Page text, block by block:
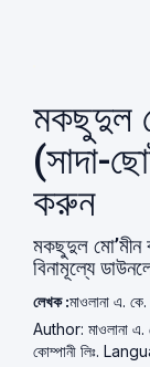
মকছুদুল
(সাদা-
করুন
মকছুদুল মো’মীন
বিনামূল্যে
লেখক :মাওলানা এ.
Author: মাওলানা এ.
কোম্পানী লিঃ.